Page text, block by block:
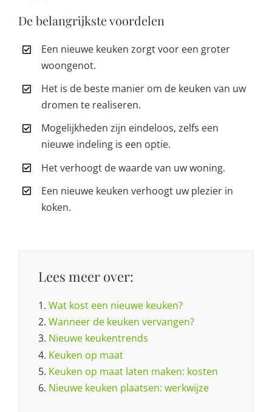
De belangrijkste voordelen
Een nieuwe keuken zorgt voor een groter
woongenot.
Het is de beste manier om de keuken van uw
dromen te realiseren.
Mogelijkheden zijn eindeloos, zelfs een
nieuwe indeling is een optie.
Het verhoogt de waarde van uw woning.
Een nieuwe keuken verhoogt uw plezier in
koken.
Lees meer over:
1. Wat kost een nieuwe keuken?
2. Wanneer de keuken vervangen?
3. Nieuwe keukentrends
4. Keuken op maat
5. Keuken op maat laten maken: kosten
6. Nieuwe keuken plaatsen: werkwijze